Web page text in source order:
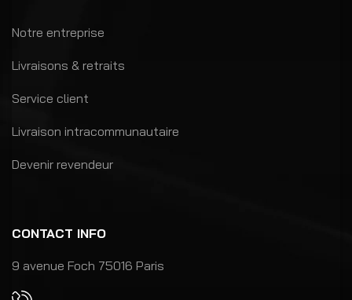
Notre entreprise
Livraisons & retraits
Service client
Livraison intracommunautaire
Devenir revendeur
CONTACT INFO
9 avenue Foch 75016 Paris